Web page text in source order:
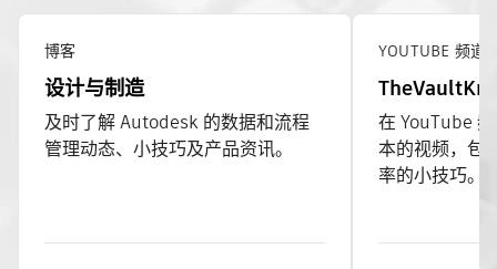
博客
设计与制造
及时了解 Autodesk 的数据和流程
管理动态、小技巧及产品资讯。
YOUTUBE 频道
在 YouTube
本的视频，包
率的小技巧。